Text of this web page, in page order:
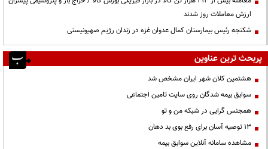
ارزش معاملات روز شدند
شکنجه رئیس بیمارستان کمال عدوان غزه در زندان رژیم صهیونیستی
پربحث ترین عناوین
هشتمین کلان شهر ایران مشخص شد
سوابق بیمه شدگان روی سایت تامین اجتماعی
همجنس گرایی در شبکه من و تو
13 توصیه آسان برای رفع بوی بد دهان
مشاهده سامانه آنلاين سوابق بیمه